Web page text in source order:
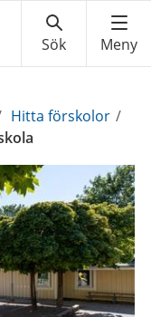
Hitta förskolor /